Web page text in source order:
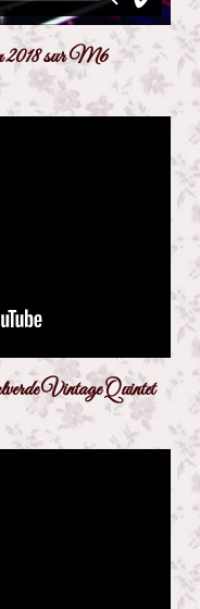
2018 sur M6
Nena Valverde Vintage Quintet